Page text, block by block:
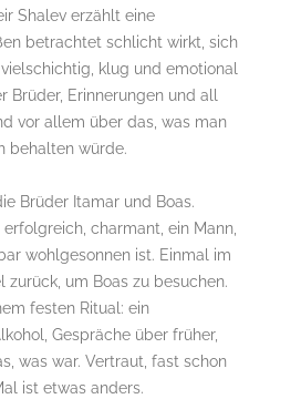
Shalev erzählt eine
betrachtet schlicht wirkt, sich
klug und emotional
Brüder, Erinnerungen und all
vor allem über das, was man
behalten würde.
Brüder Itamar und Boas.
charmant, ein Mann,
wohlgesonnen ist. Einmal im
zurück, um Boas zu besuchen.
festen Ritual: ein
Gespräche über früher,
was war. Vertraut, fast schon
ist etwas anders.